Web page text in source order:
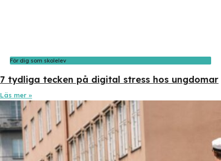
För dig som skolelev
7 tydliga tecken på digital stress hos ungdomar
Läs mer »